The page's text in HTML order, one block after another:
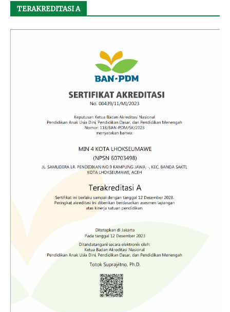
TERAKREDITASI A